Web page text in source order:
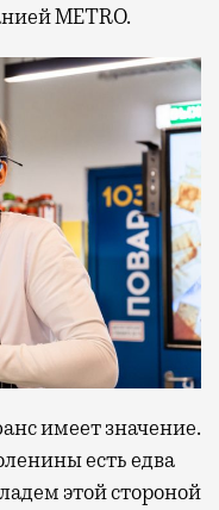
METRO.
имеет значение.
есть едва
этой стороной